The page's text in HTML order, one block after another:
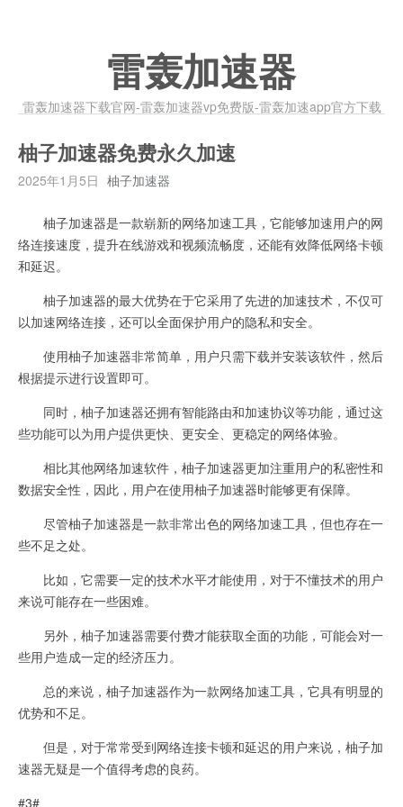
雷轰加速器
雷轰加速器下载官网-雷轰加速器vp免费版-雷轰加速app官方下载
柚子加速器免费永久加速
2025年1月5日 柚子加速器
柚子加速器是一款崭新的网络加速工具，它能够加速用户的网
络连接速度，提升在线游戏和视频流畅度，还能有效降低网络卡顿
和延迟。
柚子加速器的最大优势在于它采用了先进的加速技术，不仅可
以加速网络连接，还可以全面保护用户的隐私和安全。
使用柚子加速器非常简单，用户只需下载并安装该软件，然后
根据提示进行设置即可。
同时，柚子加速器还拥有智能路由和加速协议等功能，通过这
些功能可以为用户提供更快、更安全、更稳定的网络体验。
相比其他网络加速软件，柚子加速器更加注重用户的私密性和
数据安全性，因此，用户在使用柚子加速器时能够更有保障。
尽管柚子加速器是一款非常出色的网络加速工具，但也存在一
些不足之处。
比如，它需要一定的技术水平才能使用，对于不懂技术的用户
来说可能存在一些困难。
另外，柚子加速器需要付费才能获取全面的功能，可能会对一
些用户造成一定的经济压力。
总的来说，柚子加速器作为一款网络加速工具，它具有明显的
优势和不足。
但是，对于常常受到网络连接卡顿和延迟的用户来说，柚子加
速器无疑是一个值得考虑的良药。
#3#